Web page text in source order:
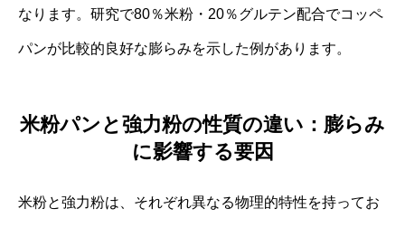
なります。研究で80％米粉・20％グルテン配合でコッペ
パンが比較的良好な膨らみを示した例があります。
米粉パンと強力粉の性質の違い：膨らみ
に影響する要因
米粉と強力粉は、それぞれ異なる物理的特性を持ってお